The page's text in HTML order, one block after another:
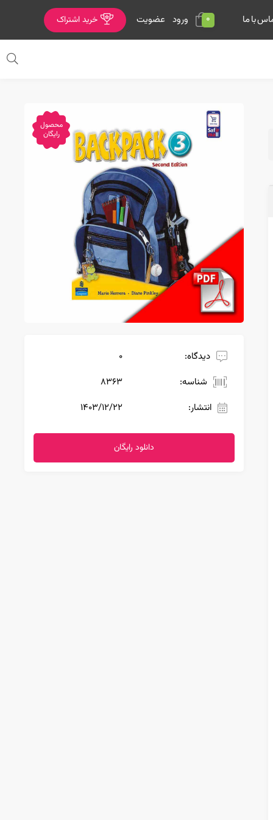
با ما 0 ورود عضویت خرید اشتراک
محصول
رایگان
دیدگاه:
0
شناسه:
8363
انتشار:
۱۴۰۳/۱۲/۲۲
دانلود رایگان